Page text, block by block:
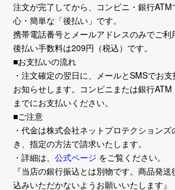
注文が完了してから、コンビニ・銀行
心・簡単な「後払い」です。
携帯電話番号とメールアドレスのみでご利
後払い手数料は209円（税込）です。
■お支払いの流れ
・注文確定の翌日に、メールとSMSでお
お知らせします。コンビニまたは銀行
までにお支払いください。
■ご注意
・代金は株式会社ネットプロテクションズ
き、指定の方法で請求いたします。
・詳細は、公式ページ をご覧ください。
『当店の銀行振込とは別物です。商品発
込みいただかないようお願いいたします』